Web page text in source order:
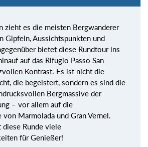
zieht es die meisten Bergwanderer
Gipfeln, Aussichtspunkten und
bietet diese Rundtour ins
auf das Rifugio Passo San
Kontrast. Es ist nicht die
die begeistert, sondern es sind die
Bergmassive der
– vor allem auf die
von Marmolada und Gran Vernel.
Runde viele
für Genießer!